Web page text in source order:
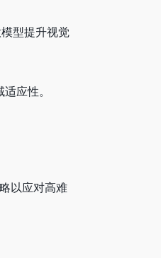
型提升视觉
应性。
以应对高难